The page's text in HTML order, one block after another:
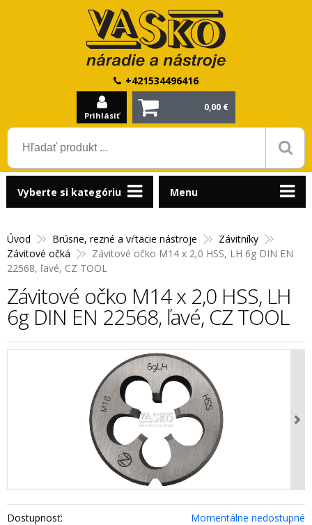
+421534496416
Prihlásiť
0,00 €
Úvod Brúsne, rezné a vŕtacie nástroje
Závitníky
Závitové očká
Závitové očko M14 x 2,0 HSS, LH 6g DIN EN
22568, ľavé, CZ TOOL
Závitové očko M14 x 2,0 HSS, LH
6g DIN EN 22568, ľavé, CZ TOOL
Dostupnosť:
Momentálne nedostupné
Vyberte si kategóriu Menu